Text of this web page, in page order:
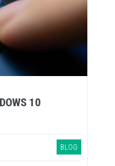
10
BLOG